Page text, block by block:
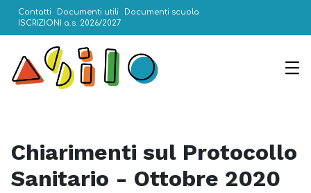
Contatti Documenti utili
Documenti scuola
ISCRIZIONI a.s. 2026/2027
Chiarimenti sul Protocollo
Sanitario - Ottobre 2020